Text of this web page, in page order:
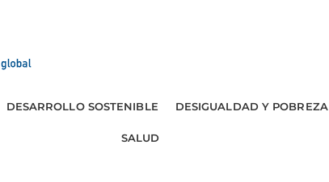
DESARROLLO SOSTENIBLE DESIGUALDAD Y POBREZA
SALUD